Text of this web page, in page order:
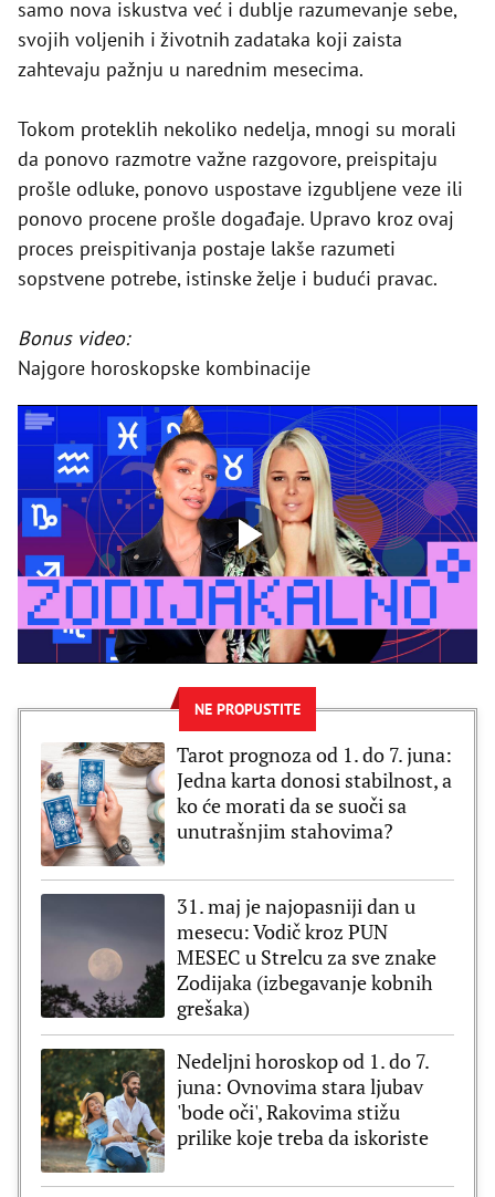
samo nova iskustva već i dublje razumevanje sebe,
svojih voljenih i životnih zadataka koji zaista
zahtevaju pažnju u narednim mesecima.
Tokom proteklih nekoliko nedelja, mnogi su morali
da ponovo razmotre važne razgovore, preispitaju
prošle odluke, ponovo uspostave izgubljene veze ili
ponovo procene prošle događaje. Upravo kroz ovaj
proces preispitivanja postaje lakše razumeti
sopstvene potrebe, istinske želje i budući pravac.
Bonus video:
Najgore horoskopske kombinacije
NE PROPUSTITE
Tarot prognoza od 1. do 7. juna:
Jedna karta donosi stabilnost, a
ko će morati da se suoči sa
unutrašnjim stahovima?
31. maj je najopasniji dan u
mesecu: Vodič kroz PUN
MESEC u Strelcu za sve znake
Zodijaka (izbegavanje kobnih
grešaka)
Nedeljni horoskop od 1. do 7.
juna: Ovnovima stara ljubav
'bode oči', Rakovima stižu
prilike koje treba da iskoriste